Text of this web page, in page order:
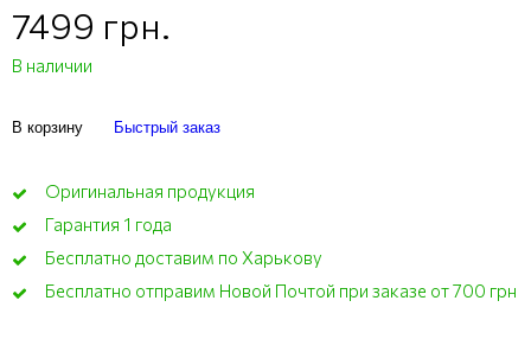
7499 грн.
В наличии
В корзину Быстрый заказ
Оригинальная продукция
Гарантия 1 года
Бесплатно доставим по Харькову
Бесплатно отправим Новой Почтой при заказе от 700 грн